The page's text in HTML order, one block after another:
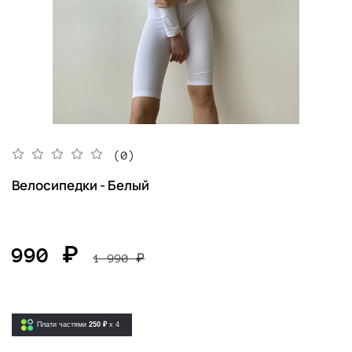
(0)
Велосипедки - Белый
990 ₽ 1 990 ₽
Плати частями 250 ₽ x 4